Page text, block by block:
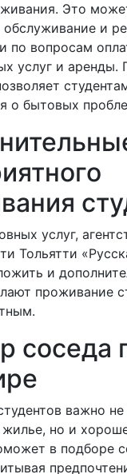
Это
обслуживание и
по вопросам
услуг и аренды.
о бытовых
услуг,
Тольятти
и
проживание
соседа
важно не
но и
в подборе